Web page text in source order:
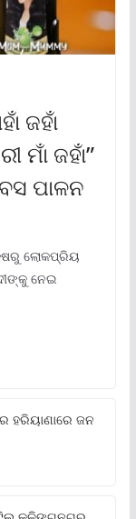
ଜହାଁ
ମାଁ ଜହାଁ”
ପାଳନ
ଲୋକପ୍ରିୟ
ନେଇ
ହରିୟାଣାରେ ଜନ